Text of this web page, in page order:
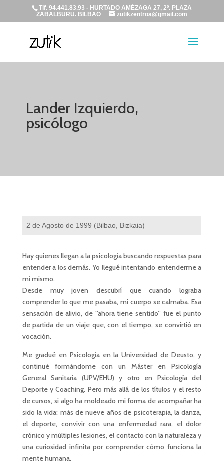
Tlf. 94.441.83.93 - HURTADO AMÉZAGA 27, 2º. PLAZA
ZABALBURU. BILBAO
zutikzentroa@gmail.com
Lander Izquierdo,
psicólogo
2 de Agosto de 1999 (Bilbao, Bizkaia)
Hay quienes llegan a la psicología buscando respuestas para
entender a los demás. Yo llegué intentando entenderme a
mí mismo.
Desde muy joven descubrí que cuando lograba
comprender lo que me pasaba, mi cuerpo se calmaba. Esa
sensación de alivio, de “ahora tiene sentido” fue el punto
de partida de un viaje que, con el tiempo, se convirtió en
vocación.
Me gradué en Psicología en la Universidad de Deusto, y
continué formándome con un Máster en Psicología
General Sanitaria (UPV/EHU) y otro en Psicología del
Deporte y Coaching. Pero más allá de los títulos y el resto
de cursos, si algo ha moldeado mi forma de acompañar ha
sido la vida: más de nueve años de psicoterapia, la danza,
el deporte, convivir con una enfermedad rara, el dolor
crónico y múltiples lesiones, el contacto con la naturaleza y
una curiosidad infinita por comprender cómo funciona la
mente humana.